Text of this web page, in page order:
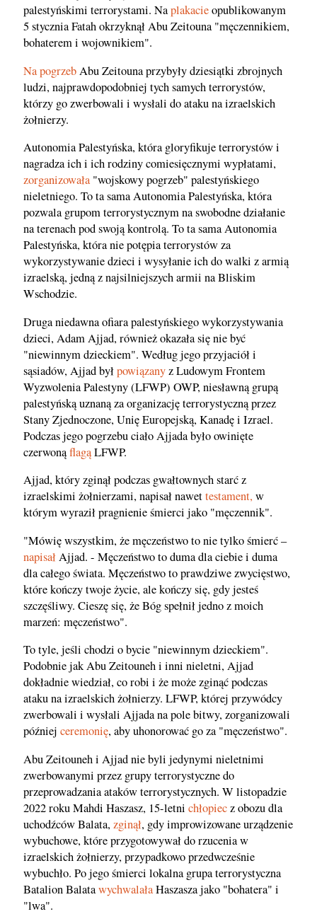
palestyńskimi terrorystami. Naplakacieopublikowanym
5 stycznia Fatah okrzyknął Abu Zeitouna "męczennikiem,
bohaterem i wojownikiem".
Na pogrzebAbu Zeitouna przybyły dziesiątki zbrojnych
ludzi, najprawdopodobniej tych samych terrorystów,
którzy go zwerbowali i wysłali do ataku na izraelskich
żołnierzy.
Autonomia Palestyńska, która gloryfikuje terrorystów i
nagradza ich i ich rodziny comiesięcznymi wypłatami,
zorganizowała "wojskowy pogrzeb" palestyńskiego
nieletniego. To ta sama Autonomia Palestyńska, która
pozwala grupom terrorystycznym na swobodne działanie
na terenach pod swoją kontrolą. To ta sama Autonomia
Palestyńska, która nie potępia terrorystów za
wykorzystywanie dzieci i wysyłanie ich do walki z armią
izraelską, jedną z najsilniejszych armii na Bliskim
Wschodzie.
Druga niedawna ofiara palestyńskiego wykorzystywania
dzieci, Adam Ajjad, również okazała się nie być
"niewinnym dzieckiem". Według jego przyjaciół i
sąsiadów, Ajjad byłpowiązanyz Ludowym Frontem
Wyzwolenia Palestyny (LFWP) OWP, niesławną grupą
palestyńską uznaną za organizację terrorystyczną przez
Stany Zjednoczone, Unię Europejską, Kanadę i Izrael.
Podczas jego pogrzebu ciało Ajjada było owinięte
czerwonąflagąLFWP.
Ajjad, który zginął podczas gwałtownych starć z
izraelskimi żołnierzami, napisał nawettestament, w
którym wyraził pragnienie śmierci jako "męczennik".
"Mówię wszystkim, że męczeństwo to nie tylko śmierć –
napisałAjjad. - Męczeństwo to duma dla ciebie i duma
dla całego świata. Męczeństwo to prawdziwe zwycięstwo,
które kończy twoje życie, ale kończy się, gdy jesteś
szczęśliwy. Cieszę się, że Bóg spełnił jedno z moich
marzeń: męczeństwo".
To tyle, jeśli chodzi o bycie "niewinnym dzieckiem".
Podobnie jak Abu Zeitouneh i inni nieletni, Ajjad
dokładnie wiedział, co robi i że może zginąć podczas
ataku na izraelskich żołnierzy. LFWP, której przywódcy
zwerbowali i wysłali Ajjada na pole bitwy, zorganizowali
później ceremonię, aby uhonorować go za "męczeństwo".
Abu Zeitouneh i Ajjad nie byli jedynymi nieletnimi
zwerbowanymi przez grupy terrorystyczne do
przeprowadzania ataków terrorystycznych. W listopadzie
2022 roku Mahdi Haszasz, 15-letni chłopiecz obozu dla
uchodźców Balata,zginął, gdy improwizowane urządzenie
wybuchowe, które przygotowywał do rzucenia w
izraelskich żołnierzy, przypadkowo przedwcześnie
wybuchło. Po jego śmierci lokalna grupa terrorystyczna
Batalion BalatawychwalałaHaszasza jako "bohatera" i
"lwa".